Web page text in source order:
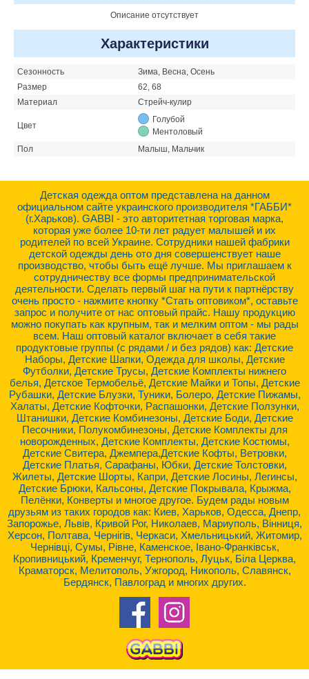
Описание отсутствует
Характеристики
Сезонность
Зима, Весна, Осень
Размер
62, 68
Материал
Стрейч-кулир
Цвет
Голубой
Ментоловый
Пол
Малыш, Мальчик
Детская одежда оптом представлена на данном
официальном сайте украинского производителя *ГАББИ*
(г.Харьков). GABBI - это авторитетная торговая марка,
которая уже более 10-ти лет радует малышей и их
родителей по всей Украине. Сотрудники нашей фабрики
детской одежды день ото дня совершенствует наше
производство, чтобы быть ещё лучше. Мы приглашаем к
сотрудничеству все формы предпринимательской
деятельности. Сделать первый шаг на пути к партнёрству
очень просто - нажмите кнопку *Стать оптовиком*, оставьте
запрос и получите от нас оптовый прайс. Нашу продукцию
можно покупать как крупным, так и мелким оптом - мы рады
всем. Наш оптовый каталог включает в себя такие
продуктовые группы (с рядами / и без рядов) как: Детские
Наборы, Детские Шапки, Одежда для школы, Детские
Футболки, Детские Трусы, Детские Комплекты нижнего
белья, Детское Термобельё, Детские Майки и Топы, Детские
Рубашки, Детские Блузки, Туники, Болеро, Детские Пижамы,
Халаты, Детские Кофточки, Распашонки, Детские Ползунки,
Штанишки, Детские Комбинезоны, Детские Боди, Детские
Песочники, Полукомбинезоны, Детские Комплекты для
новорожденных, Детские Комплекты, Детские Костюмы,
Детские Свитера, Джемпера,Детские Кофты, Ветровки,
Детские Платья, Сарафаны, Юбки, Детские Толстовки,
Жилеты, Детские Шорты, Капри, Детские Лосины, Легинсы,
Детские Брюки, Кальсоны, Детские Покрывала, Крыжма,
Пелёнки, Конверты и многое другое. Будем рады новым
друзьям из таких городов как: Киев, Харьков, Одесса, Днепр,
Запорожье, Львів, Кривой Рог, Николаев, Мариуполь, Вінниця,
Херсон, Полтава, Чернігів, Черкаси, Хмельницький, Житомир,
Чернівці, Сумы, Рівне, Каменское, Івано-Франківськ,
Кропивницький, Кременчуг, Тернополь, Луцьк, Біла Церква,
Краматорск, Мелитополь, Ужгород, Никополь, Славянск,
Бердянск, Павлоград и многих других.